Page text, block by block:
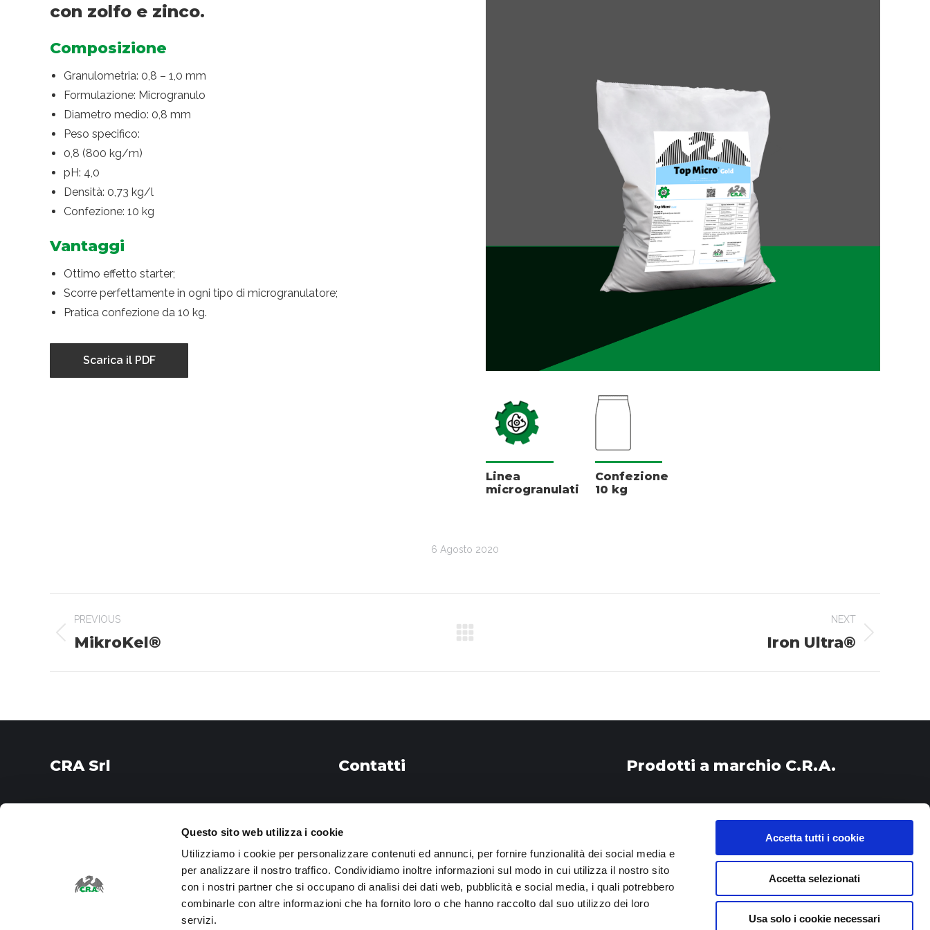
Questo sito web utilizza i cookie
Utilizziamo i cookie per personalizzare contenuti ed annunci, per fornire funzionalità dei social media e
per analizzare il nostro traffico. Condividiamo inoltre informazioni sul modo in cui utilizza il nostro sito
con i nostri partner che si occupano di analisi dei dati web, pubblicità e social media, i quali potrebbero
combinarle con altre informazioni che ha fornito loro o che hanno raccolto dal suo utilizzo dei loro
servizi.
Accetta tutti i cookie
Accetta selezionati
Usa solo i cookie necessari
con zolfo e zinco.
Composizione
Granulometria: 0,8 – 1,0 mm
Formulazione: Microgranulo
Diametro medio: 0,8 mm
Peso specifico:
0,8 (800 kg/m)
pH: 4,0
Densità: 0,73 kg/l
Confezione: 10 kg
Vantaggi
Ottimo effetto starter;
Scorre perfettamente in ogni tipo di microgranulatore;
Pratica confezione da 10 kg.
Scarica il PDF
Linea
microgranulati
Confezione
10 kg
6 Agosto 2020
Project
navigation
PREVIOUS
Previous
MikroKel®
NEXT
Iron Ultra®
CRA Srl
dal Lunedì al Venerdì
dalle 8 alle 12
Contatti
+39 0545 24461
info@craconsorzio.it
Prodotti a marchio C.R.A.